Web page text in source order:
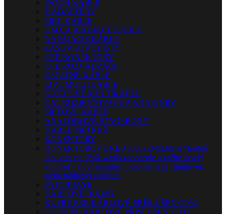
PATCH KÁBLE
Y ADAPTÉRY
MIDI KÁBLE
DMX A RIADIACE KÁBLE
NAPÁJACIE KÁBLE
ZÁSUVKOVÉ LIŠTY
CEE KONEKTORY
CEE ROZVÁDZAČE
OSTATNÉ KÁBLE
LIVE MULTIKÁBLE
ŠTÚDIOVÉ MULTIKÁBLE
CAT ROZBOČOVAČE A ADAPTÉRY
SIEŤOVÉ KÁBLE
ANALÓGOVÉ STAGEBOXY
KÁBLE METRÁŽ
KONEKTORY
KONEKTOROVÉ REDUKCIENájdite si vhodnú
redukciu pre Vaše audio zariadenie a zažite skvelý
komfort + nové možnosti prepojenia pri štúdiovej,
alebo pódiovej aplikácii.
PATCHBAYE
KÁBLOVÉ BUBNY
KUFRE PRE KÁBLOVÉ PRÍSLUŠENSTVO
OSTATNÉ KÁBLOVÉ PRÍSLUŠENSTVO